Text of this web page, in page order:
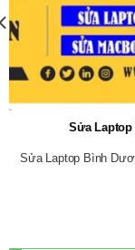
Sửa
Sửa Laptop Bình